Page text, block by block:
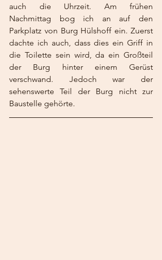
auch die Uhrzeit. Am frühen
Nachmittag bog ich an auf den
Parkplatz von Burg Hülshoff ein. Zuerst
dachte ich auch, dass dies ein Griff in
die Toilette sein wird, da ein Großteil
der Burg hinter einem Gerüst
verschwand. Jedoch war der
sehenswerte Teil der Burg nicht zur
Baustelle gehörte.